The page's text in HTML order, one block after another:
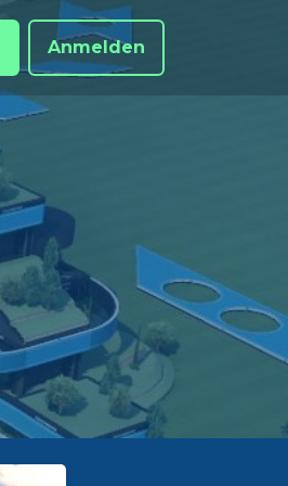
Anmelden